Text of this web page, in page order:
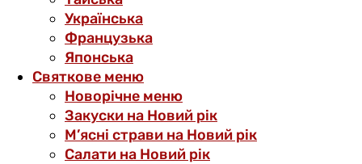
Українська
Французька
Японська
Святкове меню
Новорічне меню
Закуски на Новий рік
М’ясні страви на Новий рік
Салати на Новий рік